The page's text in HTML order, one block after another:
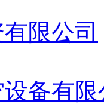
限公司
设备有